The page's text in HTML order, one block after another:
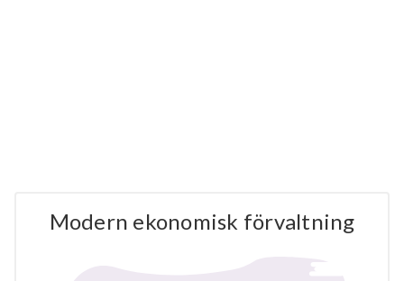
Modern ekonomisk förvaltning